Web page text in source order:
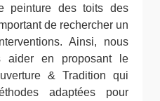
peinture des toits des
de rechercher un
Ainsi, nous
aider en proposant le
& Tradition qui
adaptées pour